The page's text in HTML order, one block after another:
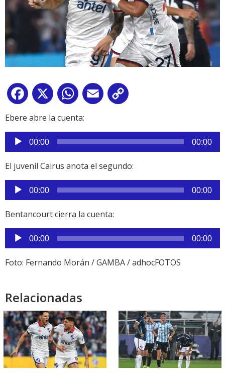
Facebook
X WhatsApp
Email
Ebere abre la cuenta:
Reproductor
de
audio
00:00 00:00
El juvenil Cairus anota el segundo:
Reproductor
de
audio
00:00 00:00
Bentancourt cierra la cuenta:
Reproductor
de
audio
00:00 00:00
Foto: Fernando Morán / GAMBA / adhocFOTOS
Relacionadas